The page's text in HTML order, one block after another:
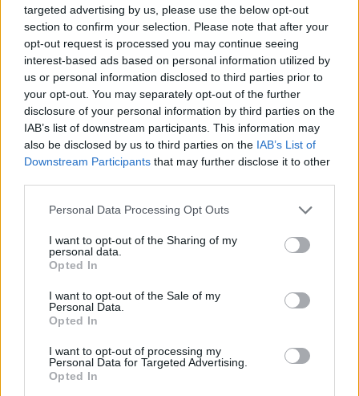
targeted advertising by us, please use the below opt-out
section to confirm your selection. Please note that after your
opt-out request is processed you may continue seeing
interest-based ads based on personal information utilized by
us or personal information disclosed to third parties prior to
your opt-out. You may separately opt-out of the further
disclosure of your personal information by third parties on the
IAB’s list of downstream participants. This information may
also be disclosed by us to third parties on the IAB’s List of
Downstream Participants that may further disclose it to other
Personal Data Processing Opt Outs
I want to opt-out of the Sharing of my
personal data.
Opted In
I want to opt-out of the Sale of my
Personal Data.
Opted In
I want to opt-out of processing my
Personal Data for Targeted Advertising.
Opted In
Trøndelag
– Morsomt å få anerkjennelse også
utafor skolen